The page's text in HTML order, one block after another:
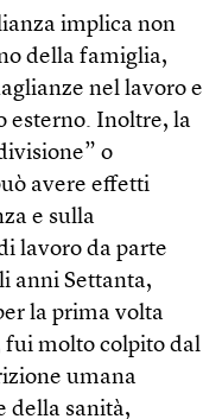
implica non
della famiglia,
nel lavoro e
esterno. Inoltre, la
o
avere effetti
e sulla
lavoro da parte
anni Settanta,
la prima volta
fui molto colpito dal
umana
della sanità,